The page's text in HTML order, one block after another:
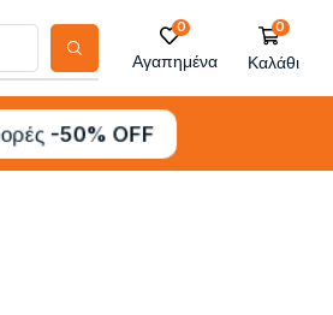
0
Αγαπημένα
0
Καλάθι
-50% OFF